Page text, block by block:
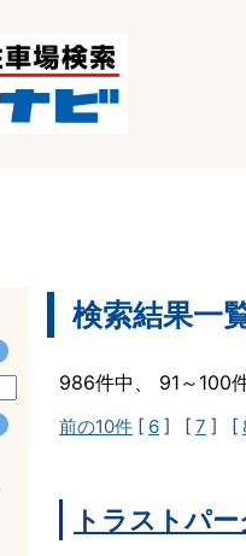
検索結果一
986件中、 91～100
前の10件 [ 6 ] [ 7 ] [
トラストパ